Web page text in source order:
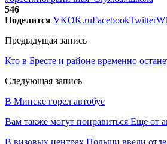
546
Поделится VKOK.ruFacebookTwitter
Предыдущая запись
Кто в Бресте и районе временно
Следующая запись
В Минске горел автобус
Вам также могут понравиться Еще от
В визовых центрах Польши ввели